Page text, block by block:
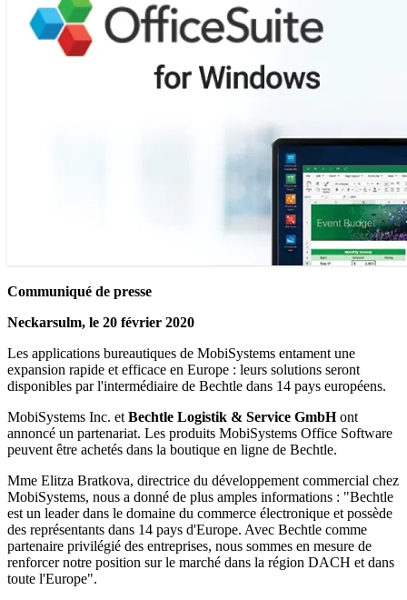
Communiqué de presse
Neckarsulm, le 20 février 2020
Les applications bureautiques de MobiSystems entament une
expansion rapide et efficace en Europe : leurs solutions seront
disponibles par l'intermédiaire de Bechtle dans 14 pays européens.
MobiSystems Inc. et Bechtle Logistik & Service GmbHont
annoncé un partenariat. Les produits MobiSystems Office Software
peuvent être achetés dans la boutique en ligne de Bechtle.
Mme Elitza Bratkova, directrice du développement commercial chez
MobiSystems, nous a donné de plus amples informations : "Bechtle
est un leader dans le domaine du commerce électronique et possède
des représentants dans 14 pays d'Europe. Avec Bechtle comme
partenaire privilégié des entreprises, nous sommes en mesure de
renforcer notre position sur le marché dans la région DACH et dans
toute l'Europe".